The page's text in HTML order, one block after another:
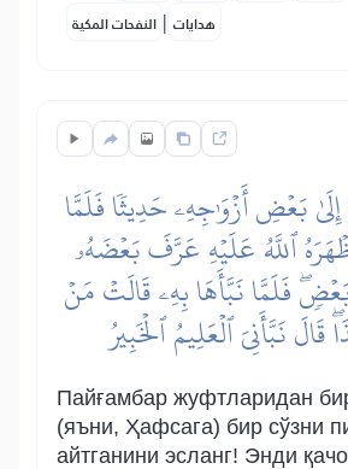
النفحات المكية | هدايات
إِلَىٰ بَعۡضِ أَزۡوَٰجِهِۦ حَدِيثٗا فَلَمَّا
ٱللَّهُ عَلَيۡهِ عَرَّفَ بَعۡضَهُۥ
فَلَمَّا نَبَّأَهَا بِهِۦ قَالَتۡ مَنۡ
نَبَّأَنِيَ ٱلۡعَلِيمُ ٱلۡخَبِيرُ
Пайғамбар жуфтларидан
(яъни, Ҳафсага) бир сўзни
айтганини эсланг! Энди